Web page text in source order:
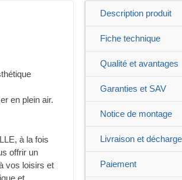
en plein air.
à la fois
offrir un
vos loisirs et
Description produit
Fiche technique
Qualité et avantages
Garanties et SAV
Notice de montage
Livraison et
Paiement